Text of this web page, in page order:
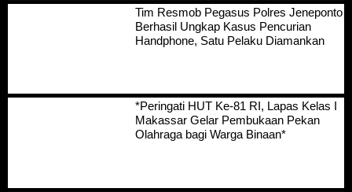
Tim Resmob Pegasus Polres Jeneponto
Berhasil Ungkap Kasus Pencurian
Handphone, Satu Pelaku Diamankan
*Peringati HUT Ke-81 RI, Lapas Kelas I
Makassar Gelar Pembukaan Pekan
Olahraga bagi Warga Binaan*